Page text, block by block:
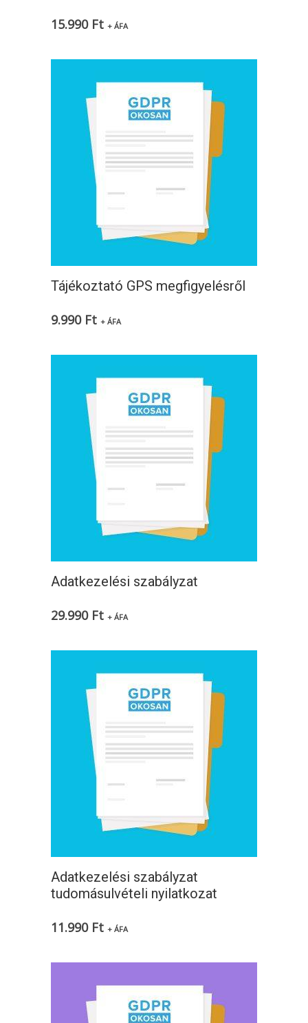
15.990 Ft + ÁFA
Tájékoztató GPS megfigyelésről
9.990 Ft + ÁFA
Adatkezelési szabályzat
29.990 Ft + ÁFA
Adatkezelési szabályzat
tudomásulvételi nyilatkozat
11.990 Ft + ÁFA